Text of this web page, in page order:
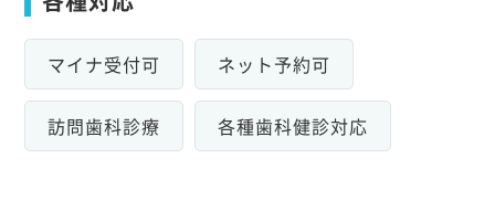
マイナ受付可 ネット予約可
訪問歯科診療 各種歯科健診対応